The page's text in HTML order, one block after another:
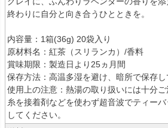
終わりに自分と向き合うひとときを。
内容量：1箱(36g) 20袋入り
原材料名：紅茶（スリランカ）/香料
賞味期限：製造日より25ヵ月間
保存方法：高温多湿を避け、暗所で保存し
使用上の注意：熱湯の取り扱いには十分
糸を接着剤などを使わず超音波でティー
してください。